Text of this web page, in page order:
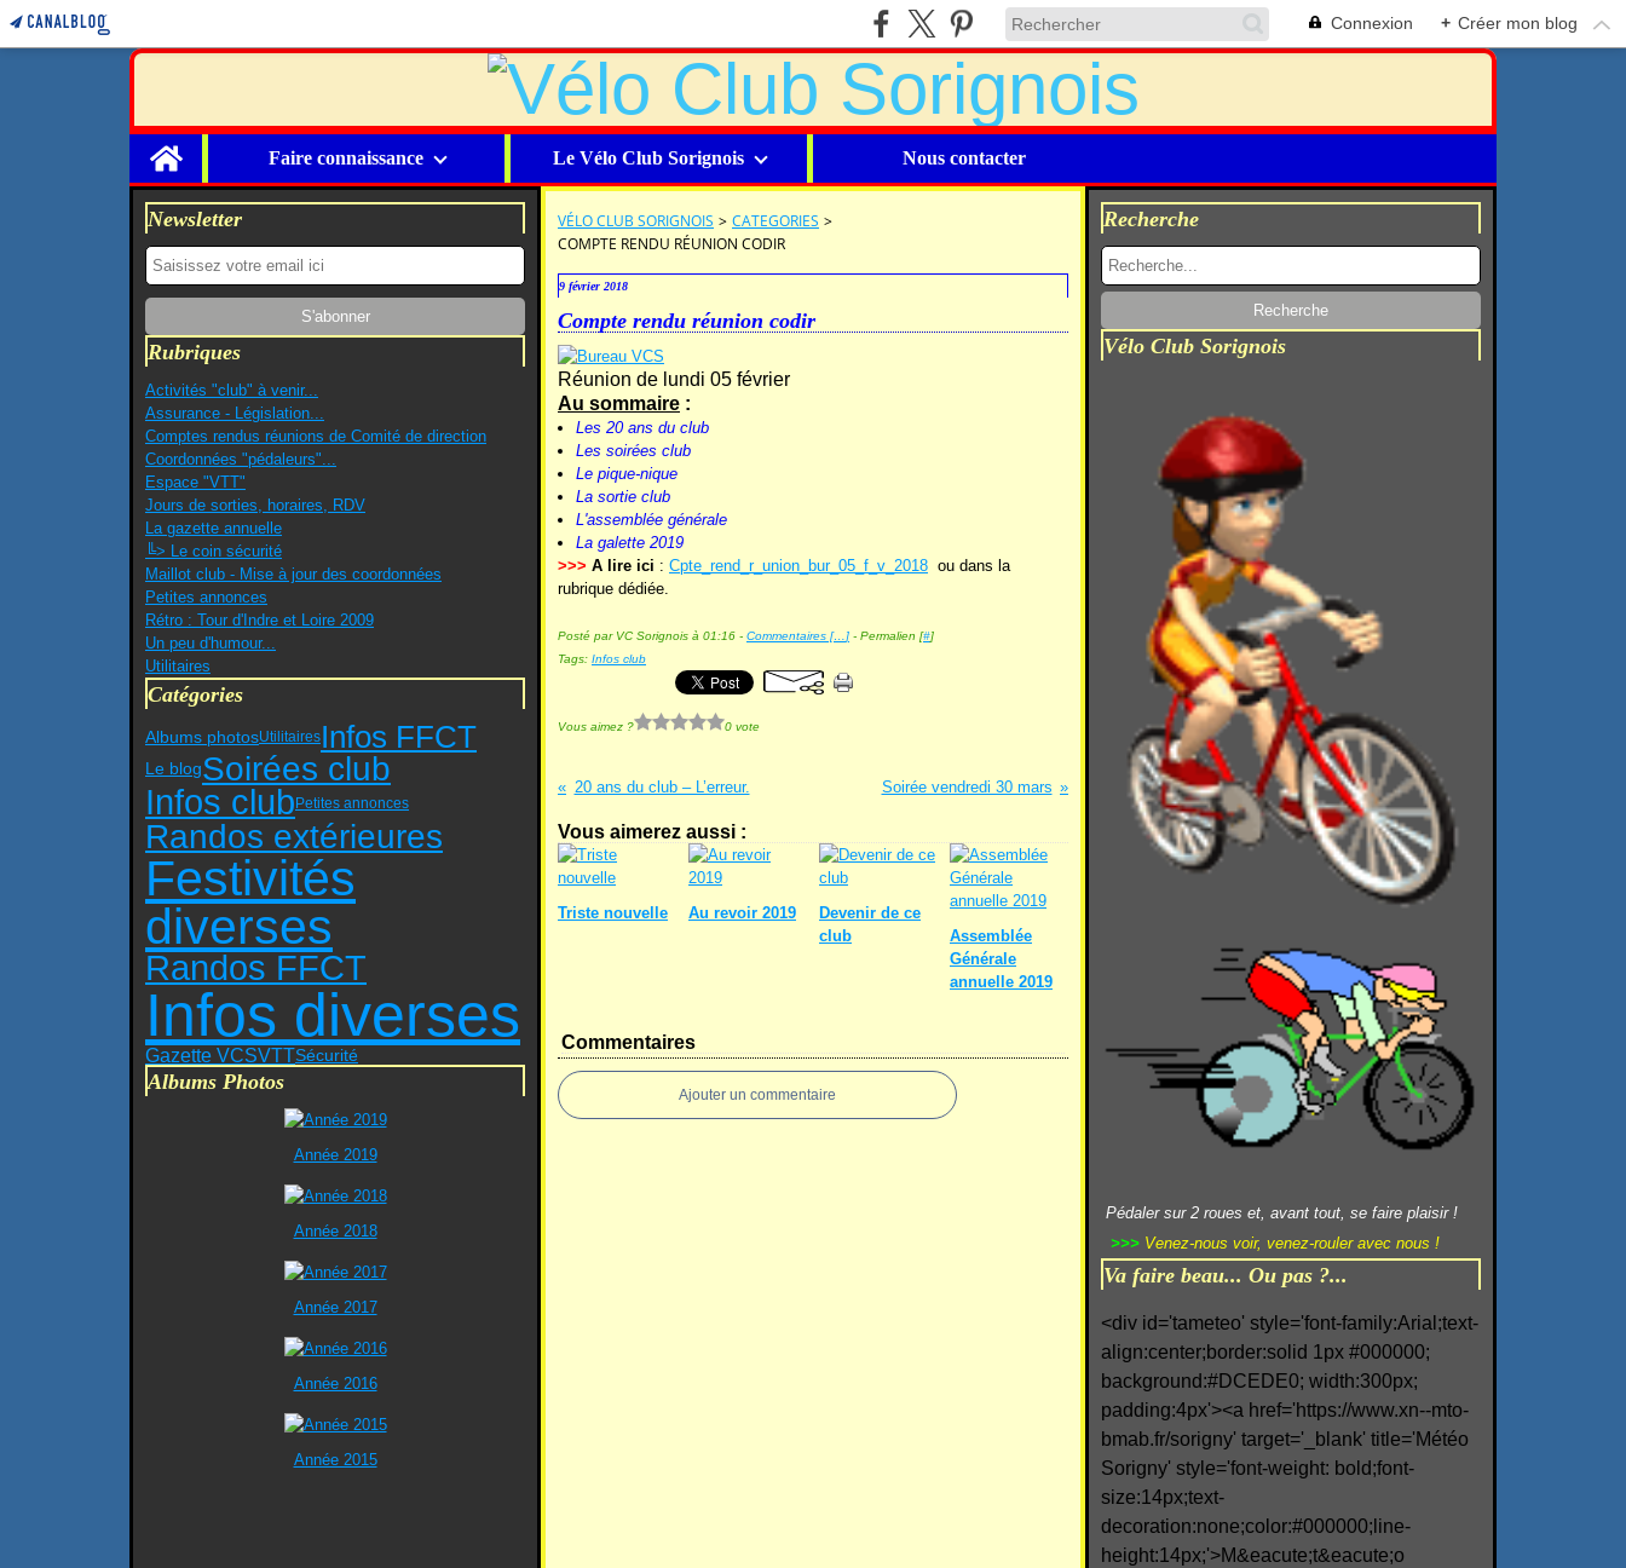
Connexion + Créer mon blog
Home
Faire connaissance Le Vélo Club Sorignois Nous contacter
Newsletter
Rubriques
Activités "club" à venir...
Assurance - Législation...
Comptes rendus réunions de Comité de direction
Coordonnées "pédaleurs"...
Espace "VTT"
Jours de sorties, horaires, RDV
La gazette annuelle
╚> Le coin sécurité
Maillot club - Mise à jour des coordonnées
Petites annonces
Rétro : Tour d'Indre et Loire 2009
Un peu d'humour...
Utilitaires
Catégories
Albums photosUtilitairesInfos FFCT
Le blogSoirées club
Infos clubPetites annonces
Randos extérieures
Festivités
diverses
Randos FFCT
Infos diverses
Gazette VCSVTTSécurité
Albums Photos
Année 2019
Année 2018
Année 2017
Année 2016
Année 2015
VÉLO CLUB SORIGNOIS > CATEGORIES >
COMPTE RENDU RÉUNION CODIR
9 février 2018
Compte rendu réunion codir
Réunion de lundi 05 février
Au sommaire :
Les 20 ans du club
Les soirées club
Le pique-nique
La sortie club
L'assemblée générale
La galette 2019
>>> A lire ici : Cpte_rend_r_union_bur_05_f_v_2018 ou dans la
rubrique dédiée.
Posté par VC Sorignois à 01:16 - Commentaires [… ] - Permalien [#]
Tags: Infos club
Vous aimez ? 0 vote
20 ans du club – L’erreur. Soirée vendredi 30 mars
Vous aimerez aussi :
Triste nouvelle Au revoir 2019
Devenir de ce
club
Assemblée
Générale
annuelle 2019
Commentaires
Ajouter un commentaire
Recherche
Vélo Club Sorignois
Pédaler sur 2 roues et, avant tout, se faire plaisir !
>>> Venez-nous voir, venez-rouler avec nous !
Va faire beau... Ou pas ?...
<div id='tameteo' style='font-family:Arial;text-
align:center;border:solid 1px #000000;
background:#DCEDE0; width:300px;
padding:4px'><a href='https://www.xn--mto-
bmab.fr/sorigny' target='_blank' title='Météo
Sorigny' style='font-weight: bold;font-
size:14px;text-
decoration:none;color:#000000;line-
height:14px;'>M&eacute;t&eacute;o